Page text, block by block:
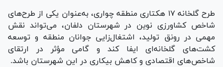
طرح گلخانه ۱۷ هکتاری منطقه چواری، به‌عنوان یکی از طرح‌های
شاخص کشاورزی نوین در شهرستان دلفان، می‌تواند نقش
مهمی در رونق تولید، اشتغال‌زایی جوانان منطقه و توسعه
کشت‌های گلخانه‌ای ایفا کند و گامی مؤثر در ارتقای
شاخص‌های اقتصادی و کاهش بیکاری در این شهرستان باشد.